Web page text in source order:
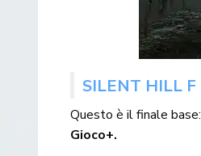
SILENT HILL
Questo è il finale
Gioco+.